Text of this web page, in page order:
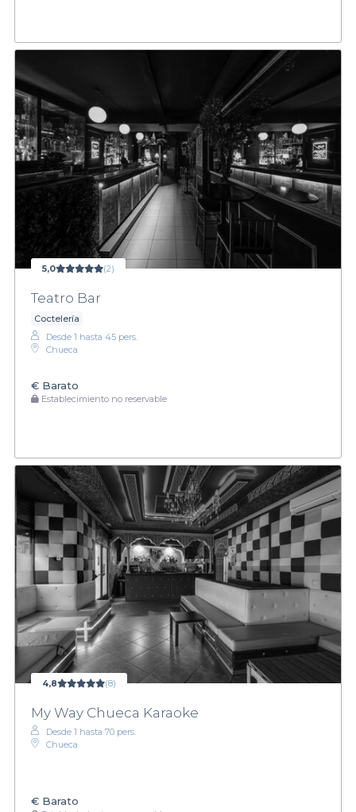
5,0 (2)
Teatro Bar
Coctelería
Desde 1 hasta 45 pers.
Chueca
€ Barato
Establecimiento no reservable
4,8 (8)
My Way Chueca Karaoke
Desde 1 hasta 70 pers.
Chueca
€ Barato